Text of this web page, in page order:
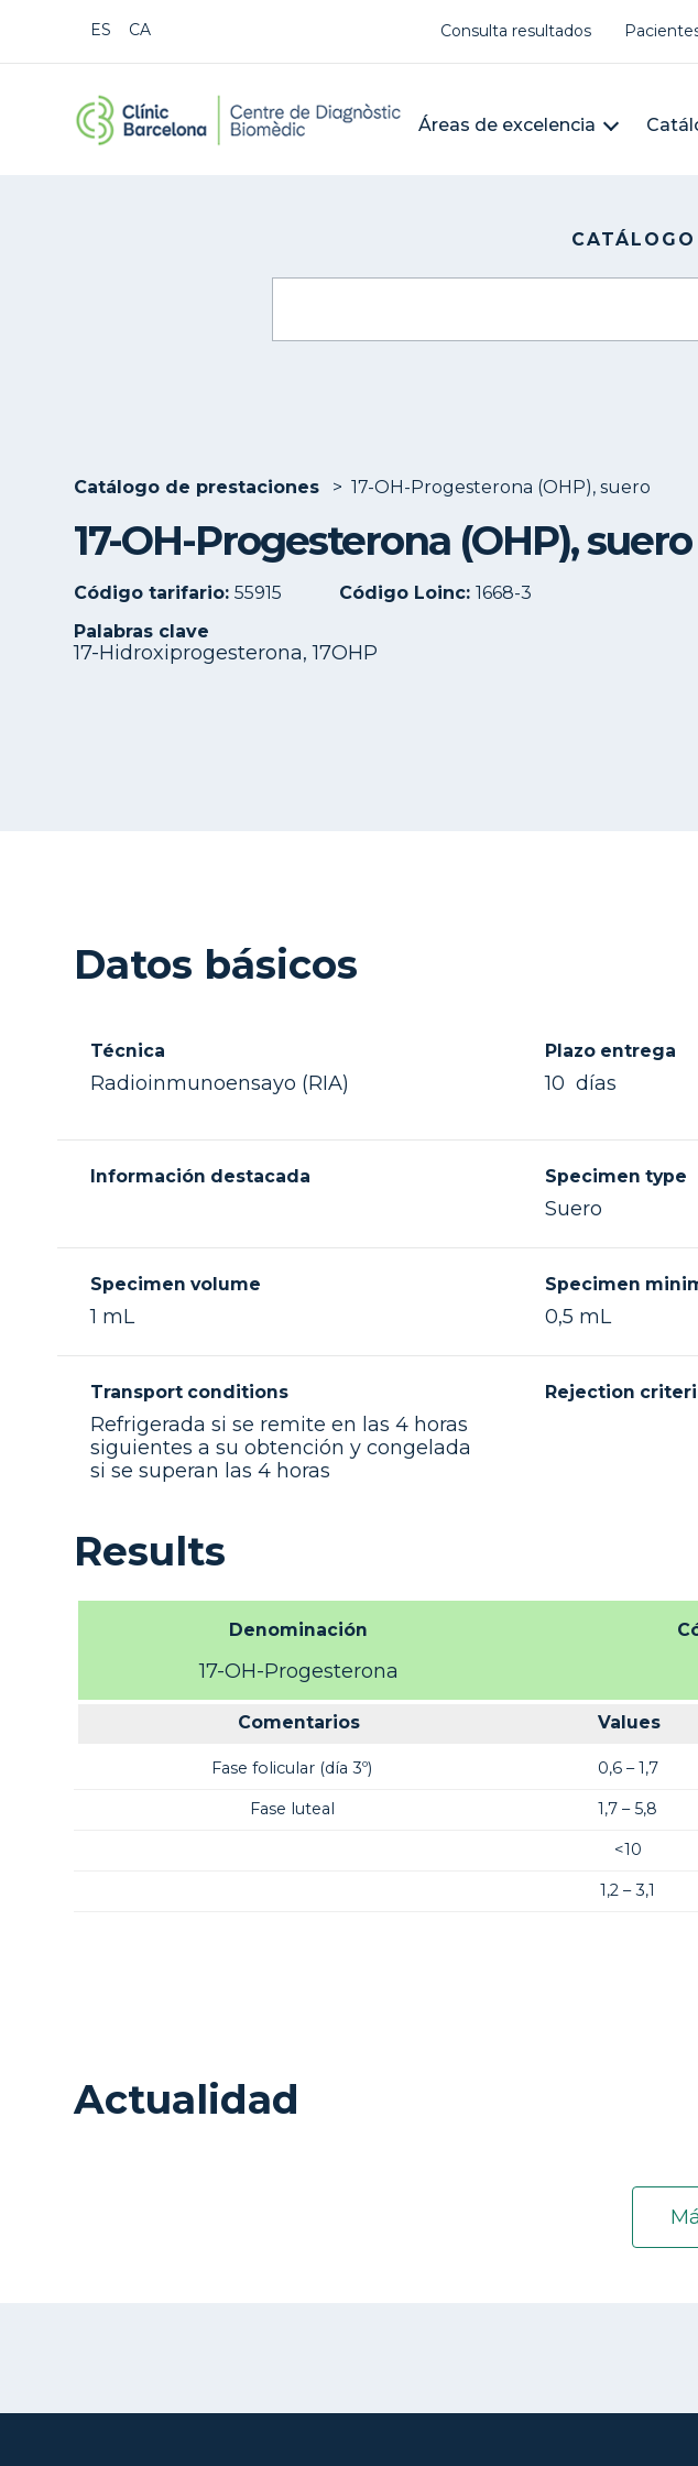
ESPAÑOL
CATALÀ User
Consulta resultados
Main
Áreas de excelencia
Catálogo de prestaciones 17-OH-Progesterona (OHP), suero
17-OH-Progesterona (OHP), suero
Código tarifario: 55915 Código Loinc: 1668-3
Palabras clave
17-Hidroxiprogesterona, 17OHP
Datos básicos
Técnica
Radioinmunoensayo (RIA)
Plazo entrega
10 días
Información destacada Specimen type
Suero
Specimen volume
1 mL
Specimen
0,5 mL
Transport conditions
Refrigerada si se remite en las 4 horas
siguientes a su obtención y congelada
si se superan las 4 horas
Rejection
Results
Denominación
17-OH-Progesterona
Comentarios Values
Fase folicular (día 3º) 0,6 – 1,7
Fase luteal 1,7 – 5,8
<10
1,2 – 3,1
Actualidad